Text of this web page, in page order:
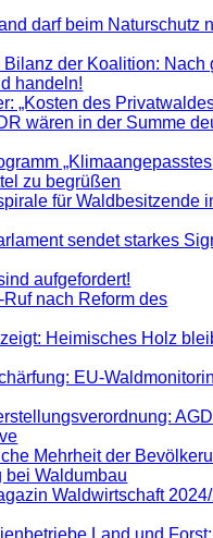
darf beim Naturschutz
der Koalition: Nach
handeln!
„Kosten des
wären in der Summe
„Klimaangepasstes
zu begrüßen
für Waldbesitzende
sendet starkes
aufgefordert!
nach Reform des
Heimisches Holz
EU-
Mehrheit der
bei Waldumbau
Waldwirtschaft